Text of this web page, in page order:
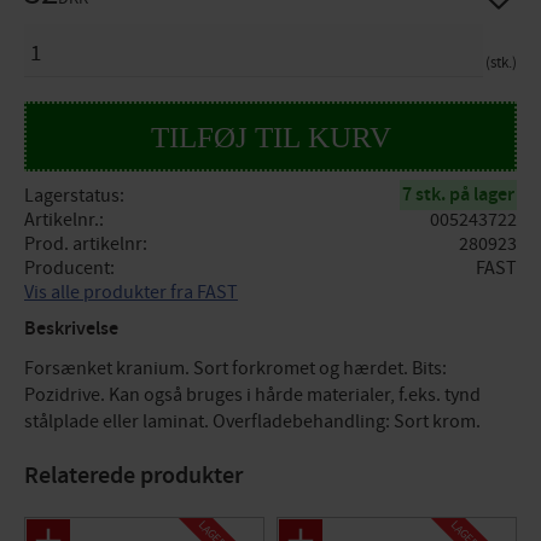
stk.
Lagerstatus 7 stk. på lager
Artikelnr.
005243722
Prod. artikelnr
280923
Producent
FAST
Vis alle produkter fra FAST
Beskrivelse
Forsænket kranium. Sort forkromet og hærdet. Bits:
Pozidrive. Kan også bruges i hårde materialer, f.eks. tynd
stålplade eller laminat. Overfladebehandling: Sort krom.
Relaterede produkter